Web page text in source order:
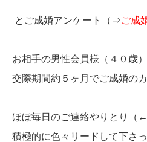
とご成婚アンケート（⇒ご成
お相手の男性会員様（４０
交際期間約５ヶ月でご成婚の
ほぼ毎日のご連絡やりとり（
積極的に色々リードして下さ